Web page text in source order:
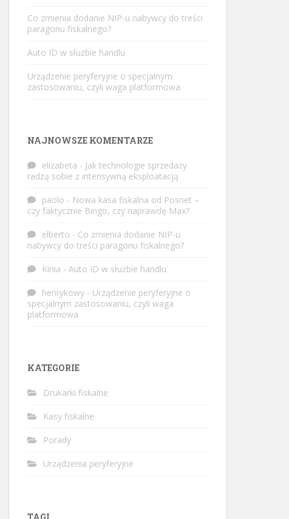
Co zmienia dodanie NIP-u nabywcy do treści
paragonu fiskalnego?
Auto ID w służbie handlu
Urządzenie peryferyjne o specjalnym
zastosowaniu, czyli waga platformowa
NAJNOWSZE KOMENTARZE
elizabeta - Jak technologie sprzedaży
radzą sobie z intensywną eksploatacją
paolo - Nowa kasa fiskalna od Posnet –
czy faktycznie Bingo, czy naprawdę Max?
elberto - Co zmienia dodanie NIP-u
nabywcy do treści paragonu fiskalnego?
Kinia - Auto ID w służbie handlu
henrykowy - Urządzenie peryferyjne o
specjalnym zastosowaniu, czyli waga
platformowa
KATEGORIE
Drukarki fiskalne
Kasy fiskalne
Porady
Urządzenia peryferyjne